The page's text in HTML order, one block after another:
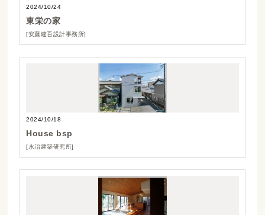
2024/10/24
東栄の家
[安藤建吾設計事務所]
2024/10/18
House bsp
[永冶建築研究所]